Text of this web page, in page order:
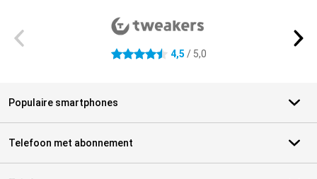
4.5 sterren 4,5 / 5,0
Populaire smartphones
Telefoon met abonnement